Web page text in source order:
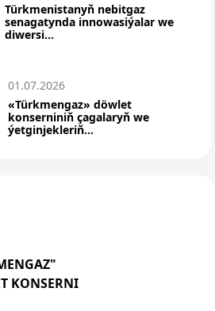
Türkmenistanyň nebitgaz
senagatynda innowasiýalar we
diwersi...
01.07.2026
«Türkmengaz» döwlet
konserniniň çagalaryň we
ýetginjekleriň...
KONSERNI